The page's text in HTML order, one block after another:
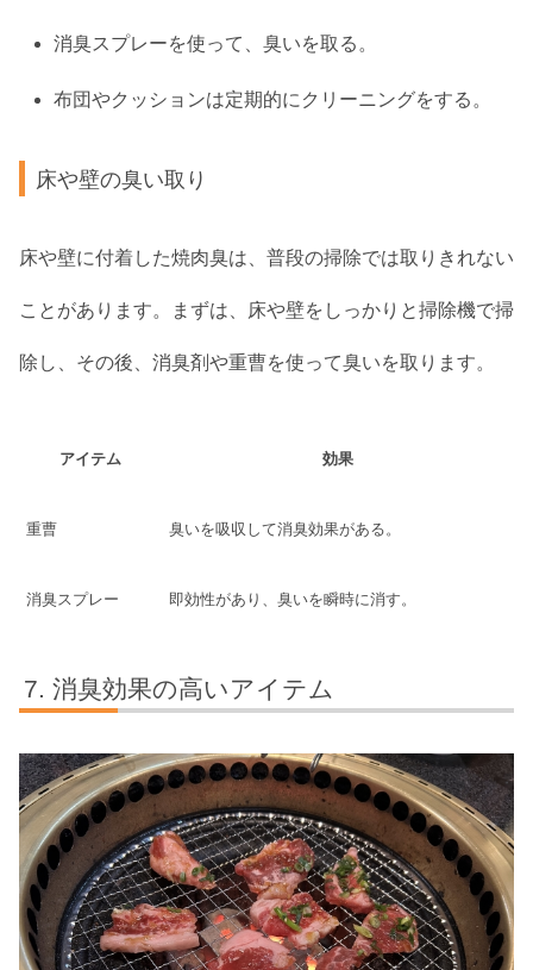
消臭スプレーを使って、臭いを取る。
布団やクッションは定期的にクリーニングをする。
床や壁の臭い取り
床や壁に付着した焼肉臭は、普段の掃除では取りきれない
ことがあります。まずは、床や壁をしっかりと掃除機で掃
除し、その後、消臭剤や重曹を使って臭いを取ります。
アイテム 効果
重曹 臭いを吸収して消臭効果がある。
消臭スプレー 即効性があり、臭いを瞬時に消す。
消臭効果の高いアイテム